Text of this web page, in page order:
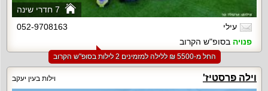
7 חדרי שינה
עילי
052-9708163
פנויה בסופ"ש הקרוב
החל מ-‏5500 ₪ ללילה למזמינים 2 לילות בסופ"ש הקרוב
וילה פרסטיז' וילות בעין יעקב